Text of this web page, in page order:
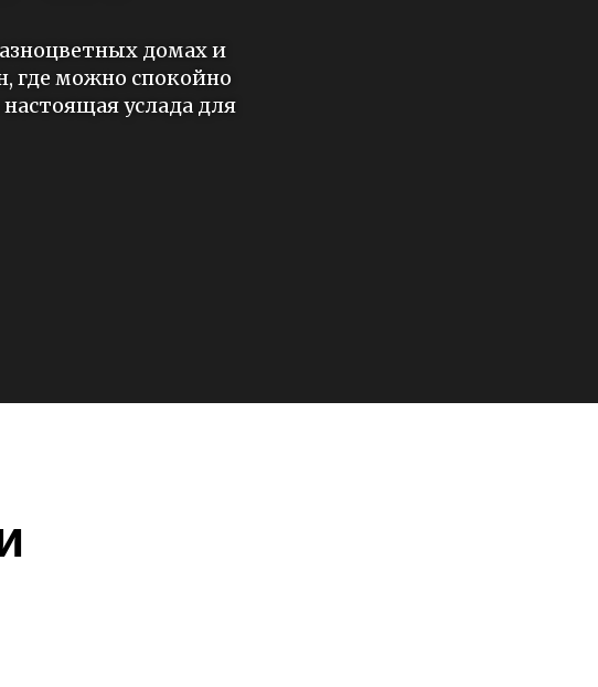
домах и
где можно спокойно
услада для